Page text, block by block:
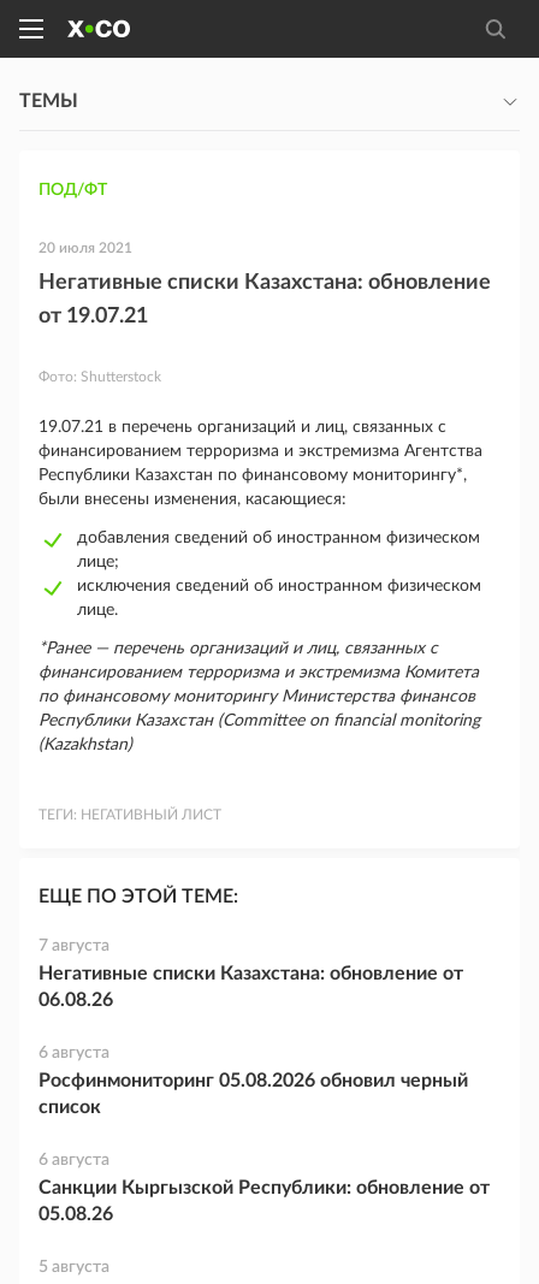
ТЕМЫ
ПОД/ФТ
20 июля 2021
Негативные списки Казахстана: обновление
от 19.07.21
Фото: Shutterstock
19.07.21 в перечень организаций и лиц, связанных с
финансированием терроризма и экстремизма Агентства
Республики Казахстан по финансовому мониторингу*,
были внесены изменения, касающиеся:
добавления сведений об иностранном физическом
лице;
исключения сведений об иностранном физическом
лице.
*Ранее — перечень организаций и лиц, связанных с
финансированием терроризма и экстремизма Комитета
по финансовому мониторингу Министерства финансов
Республики Казахстан (Committee on financial monitoring
(Kazakhstan)
ТЕГИ: НЕГАТИВНЫЙ ЛИСТ
ЕЩЕ ПО ЭТОЙ ТЕМЕ:
7 августа
Негативные списки Казахстана: обновление от
06.08.26
6 августа
Росфинмониторинг 05.08.2026 обновил черный
список
6 августа
Санкции Кыргызской Республики: обновление от
05.08.26
5 августа